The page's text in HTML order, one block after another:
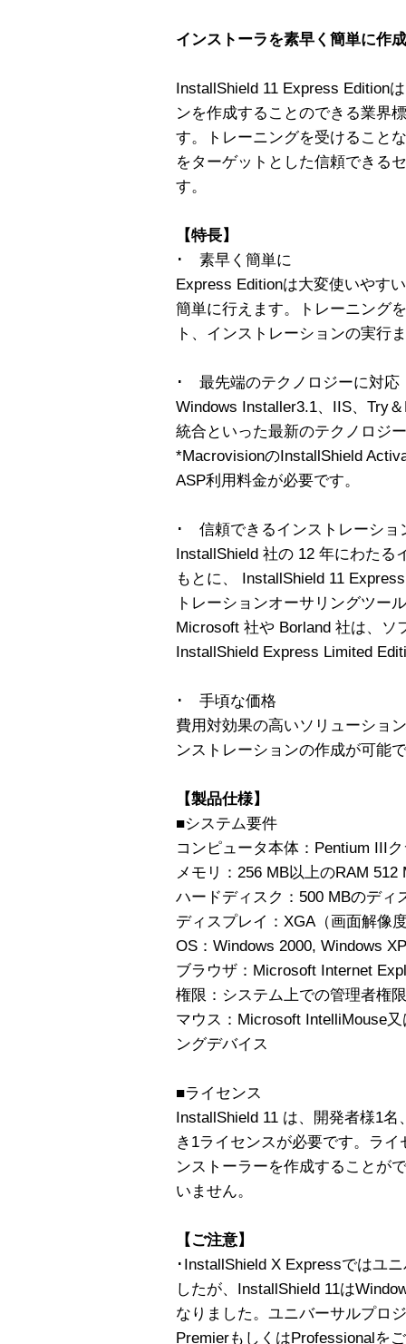
インストーラを素早く簡単に作
InstallShield 11 Express Edition
ンを作成することのできる業界
す。トレーニングを受けること
をターゲットとした信頼できる
す。
【特長】
･ 素早く簡単に
Express Editionは大変使いやす
簡単に行えます。トレーニング
ト、インストレーションの実行
･ 最先端のテクノロジーに対応
Windows Installer3.1、IIS、Try
統合といった最新のテクノロジ
*MacrovisionのInstallShield
ASP利用料金が必要です。
･ 信頼できるインストレーショ
InstallShield 社の 12 年にわたる
もとに、 InstallShield 11
トレーションオーサリングツー
Microsoft 社や Borland 社は、ソ
InstallShield Express Limited
･ 手頃な価格
費用対効果の高いソリューショ
ンストレーションの作成が可能
【製品仕様】
■システム要件
コンピュータ本体：Pentium III
メモリ：256 MB以上のRAM 512
ハードディスク：500 MBのディ
ディスプレイ：XGA（画面解像
OS：Windows 2000, Windows
ブラウザ：Microsoft Internet
権限：システム上での管理者権限
マウス：Microsoft IntelliMouse
ングデバイス
■ライセンス
InstallShield 11 は、開発者様1
き1ライセンスが必要です。ラ
ンストーラーを作成することが
いません。
【ご注意】
･InstallShield X Expressではユ
したが、InstallShield 11は
なりました。ユニバーサルプロ
PremierもしくはProfessionalを